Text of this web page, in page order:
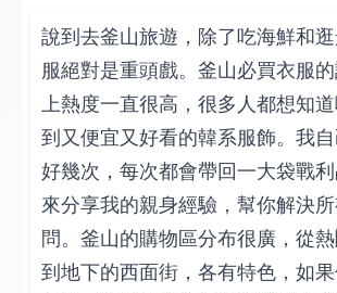
說到去釜山旅遊，除了吃海鮮和
服絕對是重頭戲。釜山必買衣服
上熱度一直很高，很多人都想知
到又便宜又好看的韓系服飾。我
好幾次，每次都會帶回一大袋戰
來分享我的親身經驗，幫你解決
問。釜山的購物區分布很廣，從
到地下的西面街，各有特色，如